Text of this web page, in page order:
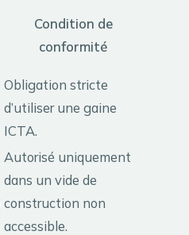
Condition de
conformité
Obligation stricte
d’utiliser une gaine
ICTA.
Autorisé uniquement
dans un vide de
construction non
accessible.